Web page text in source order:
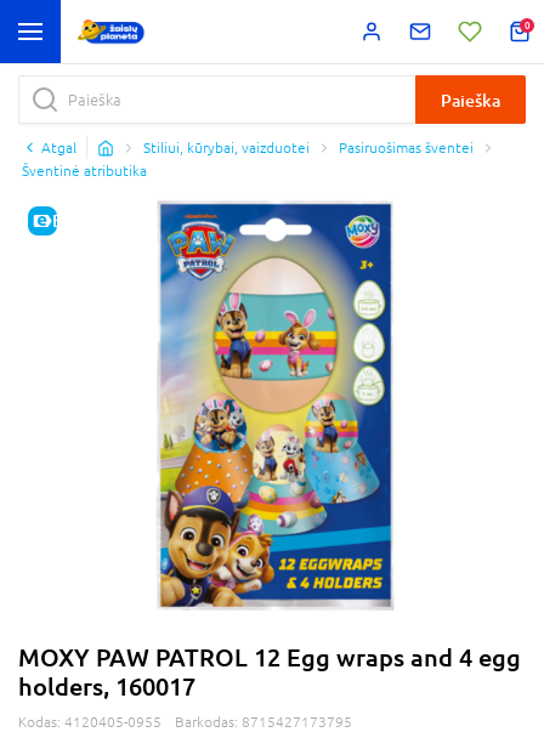
0
Paieška
Atgal Stiliui, kūrybai, vaizduotei
Pasiruošimas šventei
Šventinė atributika
E-KAINA
MOXY PAW PATROL 12 Egg wraps and 4 egg
holders, 160017
Kodas: 4120405-0955 Barkodas: 8715427173795